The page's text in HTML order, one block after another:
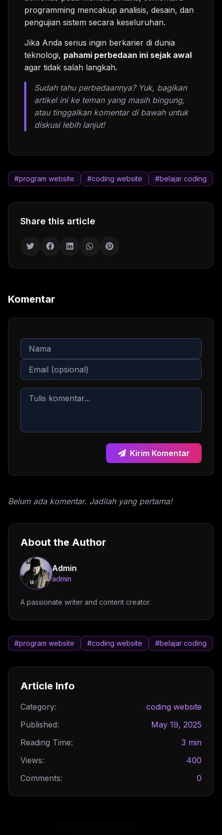
programming mencakup analisis, desain, dan
pengujian sistem secara keseluruhan.
Jika Anda serius ingin berkarier di dunia
teknologi, pahami perbedaan ini sejak awal
agar tidak salah langkah.
Sudah tahu perbedaannya? Yuk, bagikan
artikel ini ke teman yang masih bingung,
atau tinggalkan komentar di bawah untuk
diskusi lebih lanjut!
#program website #coding website #belajar coding
Share this article
Komentar
Kirim Komentar
Belum ada komentar. Jadilah yang pertama!
About the Author
Admin
admin
A passionate writer and content creator.
#program website #coding website #belajar coding
Article Info
Category:
coding website
Published:
May 19, 2025
Reading Time:
3 min
Views:
400
Comments:
0